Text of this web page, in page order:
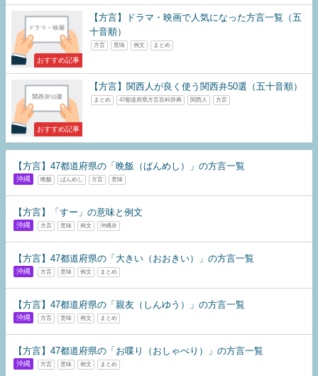
おすすめ記事
【方言】ドラマ・映画で人気になった方言一覧（五
十音順）
方言 意味 例文 まとめ
おすすめ記事
【方言】関西人が良く使う関西弁50選（五十音順）
まとめ 47都道府県方言百科辞典 関西人 方言
【方言】47都道府県の「晩飯（ばんめし）」の方言一覧
沖縄 晩飯 ばんめし 方言 意味
【方言】​​「すー」の意味と例文
沖縄 方言 意味 例文 沖縄弁
【方言】47都道府県の「大きい（おおきい）」の方言一覧
沖縄 方言 意味 例文 まとめ
【方言】47都道府県の「親友（しんゆう）」の方言一覧
沖縄 方言 意味 例文 まとめ
【方言】47都道府県の「お喋り（おしゃべり）」の方言一覧
沖縄 方言 意味 例文 まとめ